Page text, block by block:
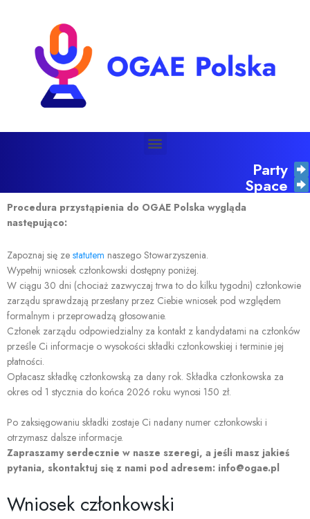
Party
Space
Procedura przystąpienia do OGAE Polska wygląda
następująco:
Zapoznaj się ze statutem naszego Stowarzyszenia.
Wypełnij wniosek członkowski dostępny poniżej.
W ciągu 30 dni (chociaż zazwyczaj trwa to do kilku tygodni) członkowie
zarządu sprawdzają przesłany przez Ciebie wniosek pod względem
formalnym i przeprowadzą głosowanie.
Członek zarządu odpowiedzialny za kontakt z kandydatami na członków
prześle Ci informacje o wysokości składki członkowskiej i terminie jej
płatności.
Opłacasz składkę członkowską za dany rok. Składka członkowska za
okres od 1 stycznia do końca 2026 roku wynosi 150 zł.
Po zaksięgowaniu składki zostaje Ci nadany numer członkowski i
otrzymasz dalsze informacje.
Zapraszamy serdecznie w nasze szeregi, a jeśli masz jakieś
pytania, skontaktuj się z nami pod adresem: info@ogae.pl
Wniosek członkowski